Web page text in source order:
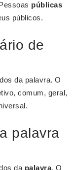
públicas
públicos.
de
da palavra. O
comum, geral,
palavra
da palavra. O